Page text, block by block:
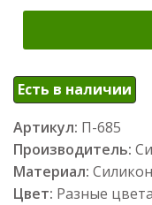
Есть в наличии
Артикул: П-685
Производитель:
Материал: Силикон
Цвет: Разные цвета